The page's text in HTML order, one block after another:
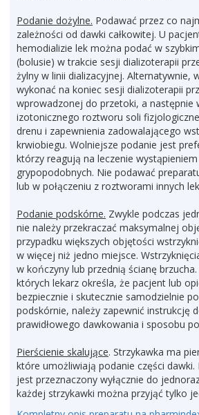
Podanie dożylne. Podawać przez co
zależności od dawki całkowitej. U
hemodializie lek można podać w
(bolusie) w trakcie sesji dializoterapii
żylny w linii dializacyjnej. Alternatywnie,
wykonać na koniec sesji dializoterapii
wprowadzonej do przetoki, a następnie
izotonicznego roztworu soli
drenu i zapewnienia zadowalającego
krwiobiegu. Wolniejsze podanie jest
którzy reagują na leczenie
grypopodobnych. Nie podawać
lub w połączeniu z roztworami innych
Podanie podskórne. Zwykle podczas
nie należy przekraczać maksymalnej
przypadku większych objętości
w więcej niż jedno miejsce.
w kończyny lub przednią ścianę
których lekarz określa, że pacjent lub
bezpiecznie i skutecznie samodzielnie
podskórnie, należy zapewnić instrukcję
prawidłowego dawkowania i sposobu
Pierścienie skalujące. Strzykawka ma
które umożliwiają podanie części
jest przeznaczony wyłącznie do
każdej strzykawki można przyjąć tylko